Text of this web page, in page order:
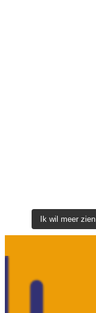
Ik wil meer zien